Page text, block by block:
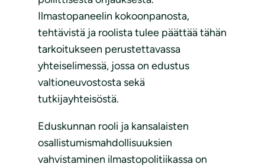
Ilmastopaneelin kokoonpanosta,
tehtävistä ja roolista tulee päättää tähän
tarkoitukseen perustettavassa
yhteiselimessä, jossa on edustus
valtioneuvostosta sekä
tutkijayhteisöstä.
Eduskunnan rooli ja kansalaisten
osallistumismahdollisuuksien
vahvistaminen ilmastopolitiikassa on